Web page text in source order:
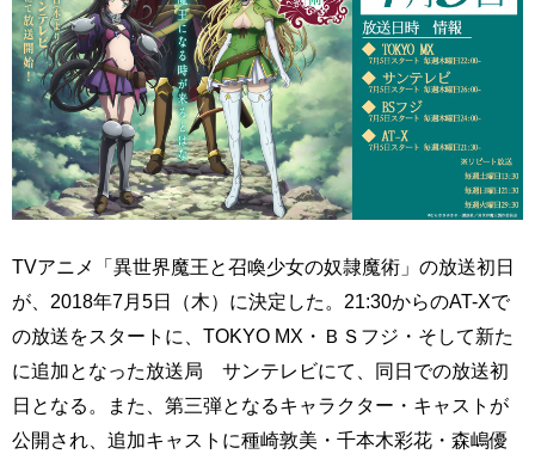
TVアニメ「異世界魔王と召喚少女の奴隷魔術」の放送初日
が、2018年7月5日（木）に決定した。21:30からのAT-Xで
の放送をスタートに、TOKYO MX・ＢＳフジ・そして新た
に追加となった放送局 サンテレビにて、同日での放送初
日となる。また、第三弾となるキャラクター・キャストが
公開され、追加キャストに種崎敦美・千本木彩花・森嶋優